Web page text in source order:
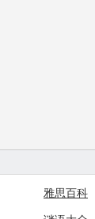
雅思百科